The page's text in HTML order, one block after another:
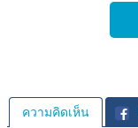
ความคิดเห็น